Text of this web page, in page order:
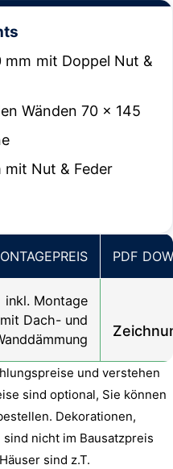
mit Doppel Nut &
Wänden 70 x 145
mit Nut & Feder
PDF
inkl. Montage
mit Dach- und
und verstehen
sind optional, Sie können
Dekorationen,
nicht im Bausatzpreis
sind z.T.